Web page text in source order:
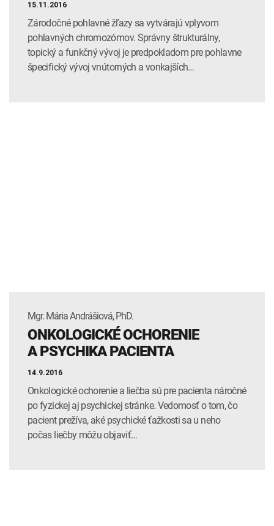
15.11.2016
Zárodočné pohlavné žľazy sa vytvárajú vplyvom
pohlavných chromozómov. Správny štrukturálny,
topický a funkčný vývoj je predpokladom pre pohlavne
špecifický vývoj vnútorných a vonkajších…
Mgr. Mária Andrášiová, PhD.
ONKOLOGICKÉ OCHORENIE
A PSYCHIKA PACIENTA
14.9.2016
Onkologické ochorenie a liečba sú pre pacienta náročné
po fyzickej aj psychickej stránke. Vedomosť o tom, čo
pacient prežíva, aké psychické ťažkosti sa u neho
počas liečby môžu objaviť…